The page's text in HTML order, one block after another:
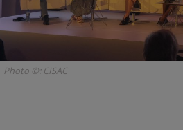
Photo ©: CISAC